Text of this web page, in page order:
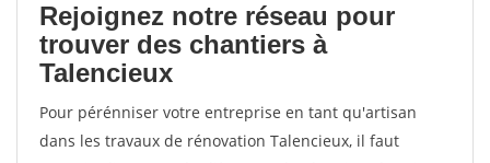
Rejoignez notre réseau pour
trouver des chantiers à
Talencieux
Pour pérénniser votre entreprise en tant qu'artisan
dans les travaux de rénovation Talencieux, il faut